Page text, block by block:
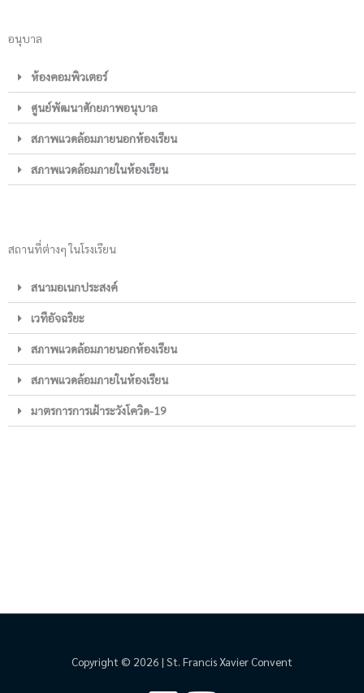
อนุบาล
ห้องคอมพิวเตอร์
ศูนย์พัฒนาศักยภาพอนุบาล
สภาพแวดล้อมภายนอกห้องเรียน
สภาพแวดล้อมภายในห้องเรียน
สถานที่ต่างๆ ในโรงเรียน
สนามอเนกประสงค์
เวทีอัจฉริยะ
สภาพแวดล้อมภายนอกห้องเรียน
สภาพแวดล้อมภายในห้องเรียน
มาตรการการเฝ้าระวังโควิด-19
Copyright © 2026 | St. Francis Xavier Convent